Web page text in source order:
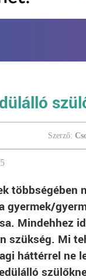
Szerző:
többségében
gyermek/
Mindehhez
szükség. Mi
háttérrel ne